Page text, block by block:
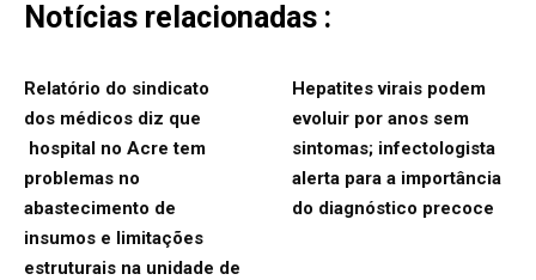
Notícias relacionadas :
Relatório do sindicato
dos médicos diz que
hospital no Acre tem
problemas no
abastecimento de
insumos e limitações
estruturais na unidade de
Hepatites virais podem
evoluir por anos sem
sintomas; infectologista
alerta para a importância
do diagnóstico precoce